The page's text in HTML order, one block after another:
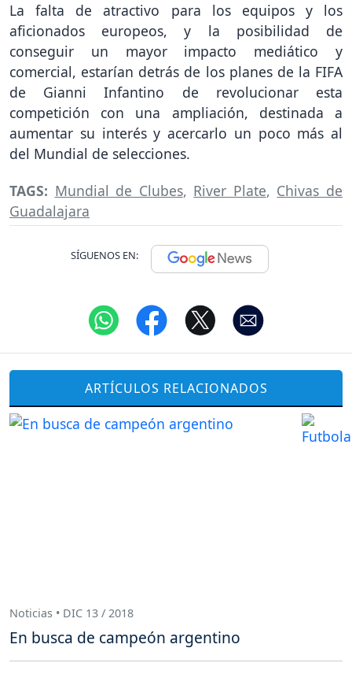
La falta de atractivo para los equipos y los
aficionados europeos, y la posibilidad de
conseguir un mayor impacto mediático y
comercial, estarían detrás de los planes de la FIFA
de Gianni Infantino de revolucionar esta
competición con una ampliación, destinada a
aumentar su interés y acercarlo un poco más al
del Mundial de selecciones.
TAGS: Mundial de Clubes, River Plate, Chivas de
Guadalajara
SÍGUENOS EN:
ARTÍCULOS RELACIONADOS
Noticias • DIC 13 / 2018
En busca de campeón argentino